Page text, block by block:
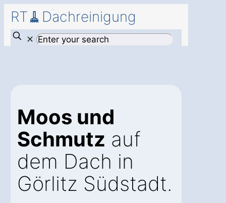
RT🧹Dachreinigung
✕
Moos und
Schmutz auf
dem Dach in
Görlitz Südstadt.